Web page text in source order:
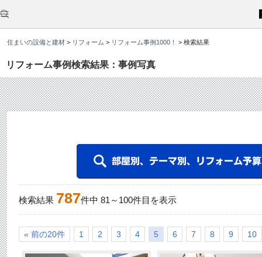
住まいの設備と建材 > リフォーム > リフォーム事例1000！ > 検索結果
リフォーム事例検索結果：事例写真
こ
か
ら
文
す
検索結果 787件中 81 ～ 100件目を表示
« 前の20件 1 2 3 4 5 6 7 8 9 10